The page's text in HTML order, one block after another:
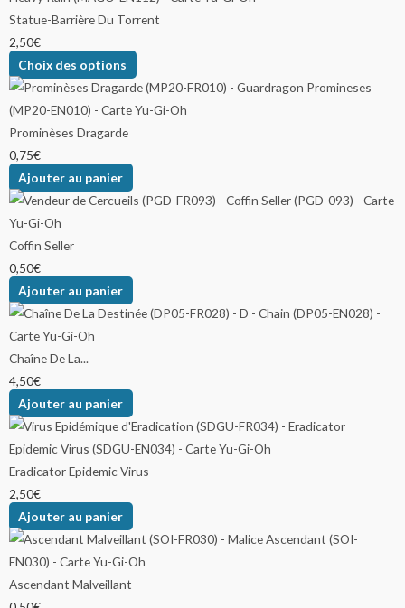
Statue-Barrière Du Torrent
2,50€
Choix des options
Prominèses Dragarde
0,75€
Ajouter au panier
Coffin Seller
0,50€
Ajouter au panier
Chaîne De La...
4,50€
Ajouter au panier
Eradicator Epidemic Virus
2,50€
Ajouter au panier
Ascendant Malveillant